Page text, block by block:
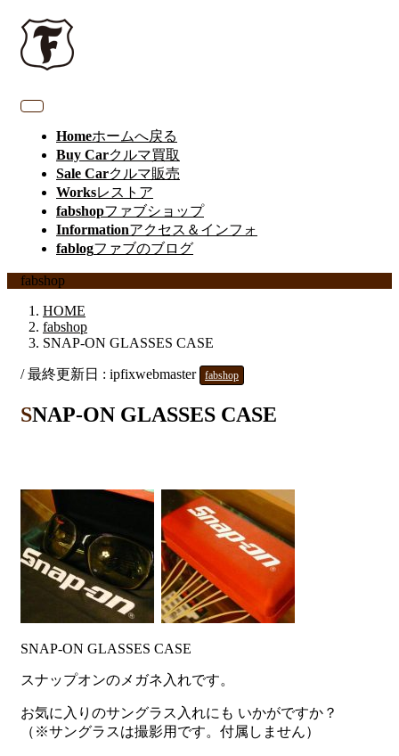
Homeホームへ戻る
Buy Carクルマ買取
Sale Carクルマ販売
Worksレストア
fabshopファブショップ
Informationアクセス＆インフォ
fablogファブのブログ
fabshop
HOME
fabshop
SNAP-ON GLASSES CASE
/ 最終更新日 : ipfixwebmaster fabshop
SNAP-ON GLASSES CASE
SNAP-ON GLASSES CASE
スナップオンのメガネ入れです。
お気に入りのサングラス入れにも いかがですか？
（※サングラスは撮影用です。付属しません）